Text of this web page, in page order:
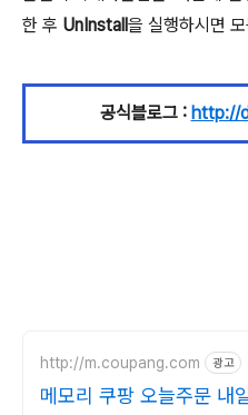
한 후 UnInstall 을 실행하시면
공식블로그 : http://
http://m.coupang.com 광고
메모리 쿠팡 오늘주문 내